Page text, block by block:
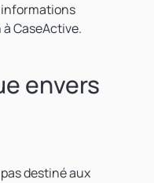
informations
CaseActive.
envers
pas destiné aux